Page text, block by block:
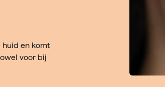
huid en komt
voor bij